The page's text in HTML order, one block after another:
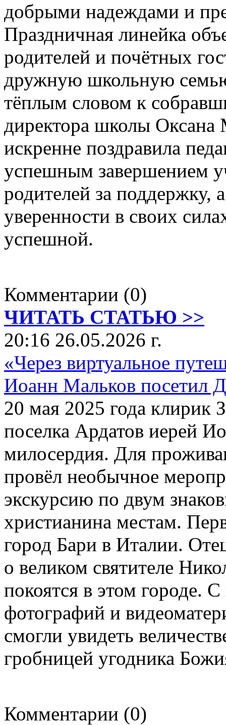
добрыми надеждами и
Праздничная линейка
родителей и почётных
дружную школьную
тёплым словом к
директора школы
искренне поздравила
успешным завершением
родителей за поддержку,
уверенности в своих
успешной.
Комментарии (0)
ЧИТАТЬ СТАТЬЮ >>
20:16 26.05.2026 г.
«Через виртуальное
Иоанн Мальков посетил
20 мая 2025 года клирик
поселка Ардатов иерей
милосердия. Для
провёл необычное
экскурсию по двум
христианина местам.
город Бари в Италии.
о великом святителе
покоятся в этом городе.
фотографий и
смогли увидеть
гробницей угодника
Комментарии (0)